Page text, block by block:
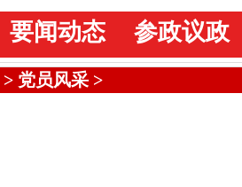
要闻动态 参政议政
> 党员风采 >